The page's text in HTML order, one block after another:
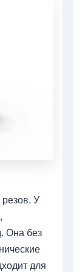
У
Она без
для